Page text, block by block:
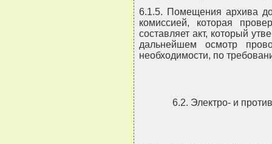
6.1.5. Помещения архива
комиссией, которая
составляет акт, который
дальнейшем осмотр
необходимости, по
6.2. Электро- и